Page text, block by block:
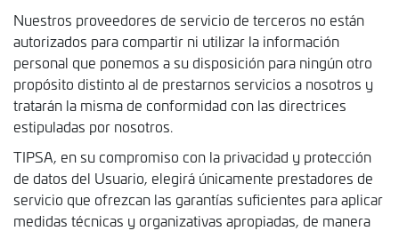
Nuestros proveedores de servicio de terceros no están
autorizados para compartir ni utilizar la información
personal que ponemos a su disposición para ningún otro
propósito distinto al de prestarnos servicios a nosotros y
tratarán la misma de conformidad con las directrices
estipuladas por nosotros.
TIPSA, en su compromiso con la privacidad y protección
de datos del Usuario, elegirá únicamente prestadores de
servicio que ofrezcan las garantías suficientes para aplicar
medidas técnicas y organizativas apropiadas, de manera